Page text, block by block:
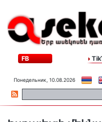
FB
Понедельник, 10.08.2026